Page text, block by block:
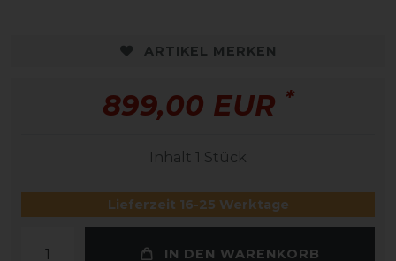
ARTIKEL MERKEN
899,00 EUR *
Inhalt 1 Stück
Lieferzeit 16-25 Werktage
IN DEN WARENKORB